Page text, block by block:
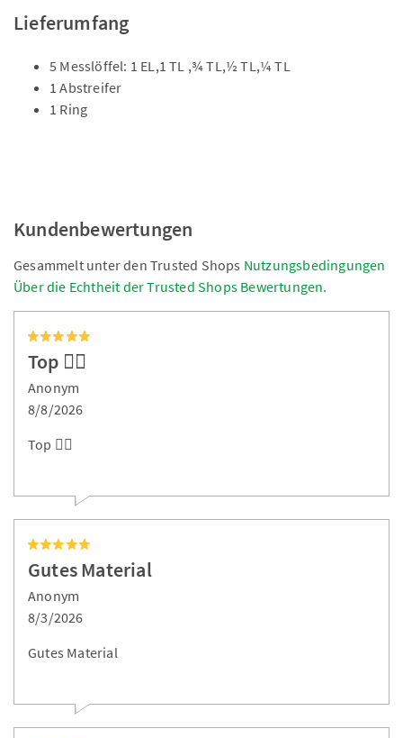
Lieferumfang
5 Messlöffel: 1 EL,1 TL ,¾ TL,½ TL,¼ TL
1 Abstreifer
1 Ring
Kundenbewertungen
Gesammelt unter den Trusted Shops Nutzungsbedingungen
Über die Echtheit der Trusted Shops Bewertungen.
Top 👍🏻
Anonym
8/8/2026
Top 👍🏻
Gutes Material
Anonym
8/3/2026
Gutes Material